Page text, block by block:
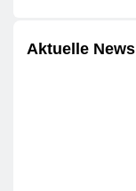
Aktuelle News